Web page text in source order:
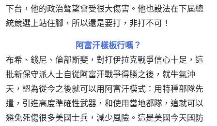
下台，他的政治聲望會受很大傷害。他也設法在下屆總
統競選上站住腳，所以還是要打，非打不可！
阿富汗樣板行嗎？
布希、錢尼、倫部斯斐，對打伊拉克戰爭信心十足，這
批新保守派人士自從阿富汗戰爭得勝之後，就牛氣沖
天，認為從今之後就可以用阿富汗模式：用特種部隊先
遣，引進高度準確性武器，和使用當地都隊，這就可以
避免死傷很多美國士兵，減少風險。這是美國今天國防